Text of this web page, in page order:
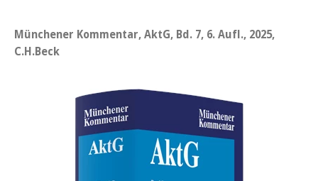
Münchener Kommentar, AktG, Bd. 7, 6. Aufl., 2025,
C.H.Beck